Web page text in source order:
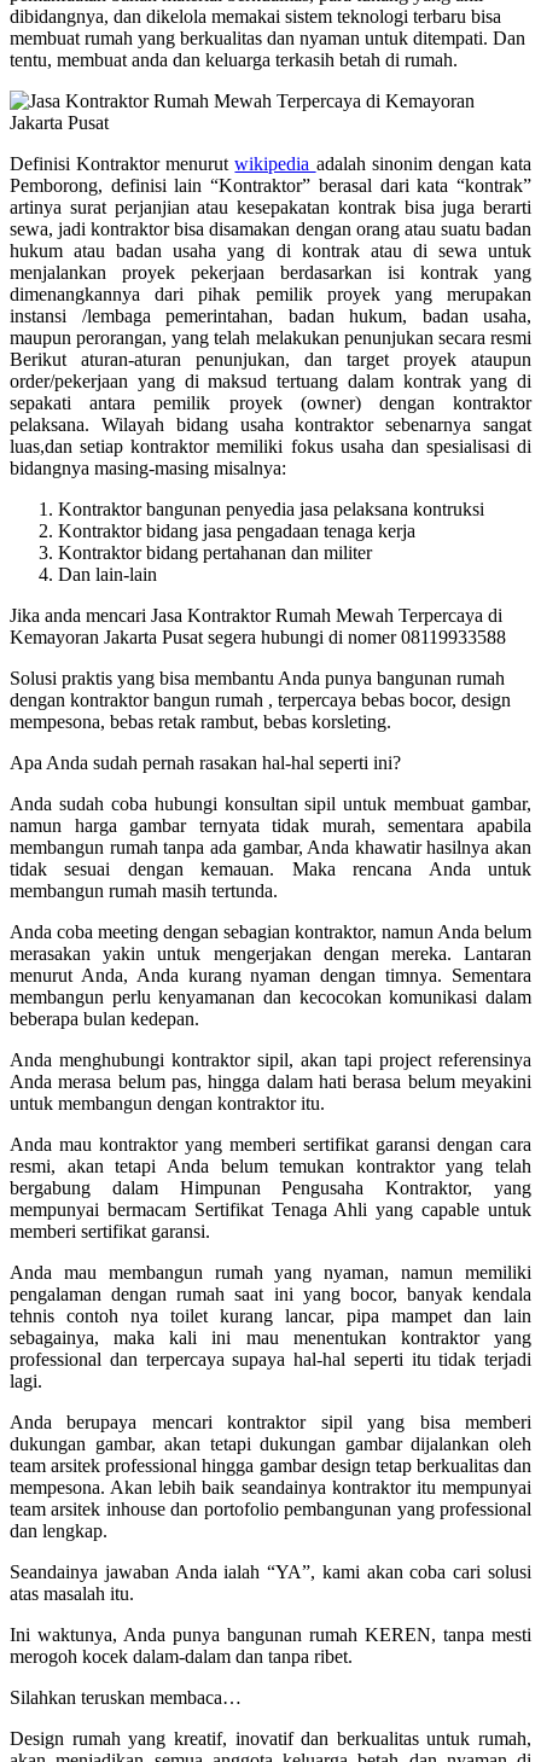
dibidangnya, dan dikelola memakai sistem teknologi terbaru bisa
membuat rumah yang berkualitas dan nyaman untuk ditempati. Dan
tentu, membuat anda dan keluarga terkasih betah di rumah.
Definisi Kontraktor menurutwikipedia adalah sinonim dengan kata
Pemborong, definisi lain “Kontraktor” berasal dari kata “kontrak”
artinya surat perjanjian atau kesepakatan kontrak bisa juga berarti
sewa, jadi kontraktor bisa disamakan dengan orang atau suatu badan
hukum atau badan usaha yang di kontrak atau di sewa untuk
menjalankan proyek pekerjaan berdasarkan isi kontrak yang
dimenangkannya dari pihak pemilik proyek yang merupakan
instansi /lembaga pemerintahan, badan hukum, badan usaha,
maupun perorangan, yang telah melakukan penunjukan secara resmi
Berikut aturan-aturan penunjukan, dan target proyek ataupun
order/pekerjaan yang di maksud tertuang dalam kontrak yang di
sepakati antara pemilik proyek (owner) dengan kontraktor
pelaksana. Wilayah bidang usaha kontraktor sebenarnya sangat
luas,dan setiap kontraktor memiliki fokus usaha dan spesialisasi di
bidangnya masing-masing misalnya:
Kontraktor bangunan penyedia jasa pelaksana kontruksi
Kontraktor bidang jasa pengadaan tenaga kerja
Kontraktor bidang pertahanan dan militer
Dan lain-lain
Jika anda mencari Jasa Kontraktor Rumah Mewah Terpercaya di
Kemayoran Jakarta Pusat segera hubungi di nomer 08119933588
Solusi praktis yang bisa membantu Anda punya bangunan rumah
dengan kontraktor bangun rumah , terpercaya bebas bocor, design
mempesona, bebas retak rambut, bebas korsleting.
Apa Anda sudah pernah rasakan hal-hal seperti ini?
Anda sudah coba hubungi konsultan sipil untuk membuat gambar,
namun harga gambar ternyata tidak murah, sementara apabila
membangun rumah tanpa ada gambar, Anda khawatir hasilnya akan
tidak sesuai dengan kemauan. Maka rencana Anda untuk
membangun rumah masih tertunda.
Anda coba meeting dengan sebagian kontraktor, namun Anda belum
merasakan yakin untuk mengerjakan dengan mereka. Lantaran
menurut Anda, Anda kurang nyaman dengan timnya. Sementara
membangun perlu kenyamanan dan kecocokan komunikasi dalam
beberapa bulan kedepan.
Anda menghubungi kontraktor sipil, akan tapi project referensinya
Anda merasa belum pas, hingga dalam hati berasa belum meyakini
untuk membangun dengan kontraktor itu.
Anda mau kontraktor yang memberi sertifikat garansi dengan cara
resmi, akan tetapi Anda belum temukan kontraktor yang telah
bergabung dalam Himpunan Pengusaha Kontraktor, yang
mempunyai bermacam Sertifikat Tenaga Ahli yang capable untuk
memberi sertifikat garansi.
Anda mau membangun rumah yang nyaman, namun memiliki
pengalaman dengan rumah saat ini yang bocor, banyak kendala
tehnis contoh nya toilet kurang lancar, pipa mampet dan lain
sebagainya, maka kali ini mau menentukan kontraktor yang
professional dan terpercaya supaya hal-hal seperti itu tidak terjadi
lagi.
Anda berupaya mencari kontraktor sipil yang bisa memberi
dukungan gambar, akan tetapi dukungan gambar dijalankan oleh
team arsitek professional hingga gambar design tetap berkualitas dan
mempesona. Akan lebih baik seandainya kontraktor itu mempunyai
team arsitek inhouse dan portofolio pembangunan yang professional
dan lengkap.
Seandainya jawaban Anda ialah “YA”, kami akan coba cari solusi
atas masalah itu.
Ini waktunya, Anda punya bangunan rumah KEREN, tanpa mesti
merogoh kocek dalam-dalam dan tanpa ribet.
Silahkan teruskan membaca…
Design rumah yang kreatif, inovatif dan berkualitas untuk rumah,